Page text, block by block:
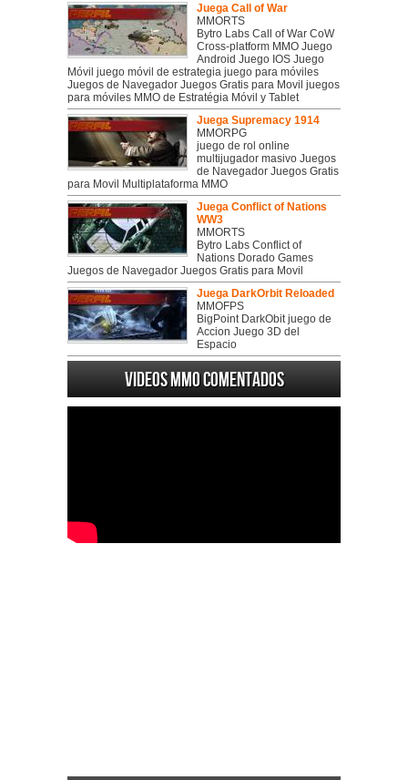
Juega Call of War
MMORTS
Bytro Labs Call of War CoW
Cross-platform MMO Juego
Android Juego IOS Juego
Móvil juego móvil de estrategia juego para móviles
Juegos de Navegador Juegos Gratis para Movil juegos
para móviles MMO de Estratégia Móvil y Tablet
Juega Supremacy 1914
MMORPG
juego de rol online
multijugador masivo Juegos
de Navegador Juegos Gratis
para Movil Multiplataforma MMO
Juega Conflict of Nations
WW3
MMORTS
Bytro Labs Conflict of
Nations Dorado Games
Juegos de Navegador Juegos Gratis para Movil
Juega DarkOrbit Reloaded
MMOFPS
BigPoint DarkObit juego de
Accion Juego 3D del
Espacio
Videos MMO Comentados